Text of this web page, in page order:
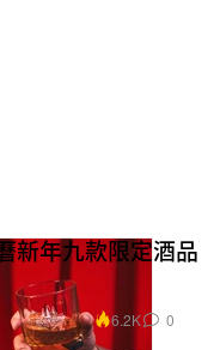
新年九款限定酒品
6.2K 0